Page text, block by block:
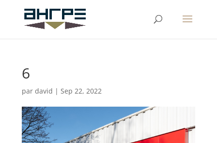
6
par david | Sep 22, 2022